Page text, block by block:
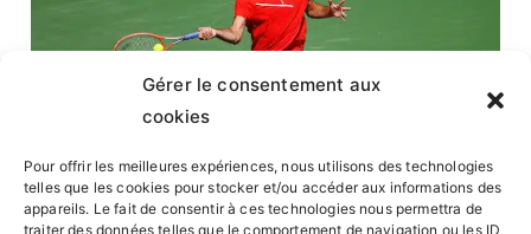
Gérer le consentement aux
cookies
Pour offrir les meilleures expériences, nous utilisons des technologies
telles que les cookies pour stocker et/ou accéder aux informations des
appareils. Le fait de consentir à ces technologies nous permettra de
traiter des données telles que le comportement de navigation ou les ID